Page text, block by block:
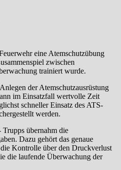
eine Atemschutzübung
zwischen
trainiert wurde.
der Atemschutzausrüstung
im Einsatzfall wertvolle Zeit
schneller Einsatz des ATS-
werden.
übernahm die
Dazu gehört das genaue
Kontrolle über den Druckverlust
die laufende Überwachung der